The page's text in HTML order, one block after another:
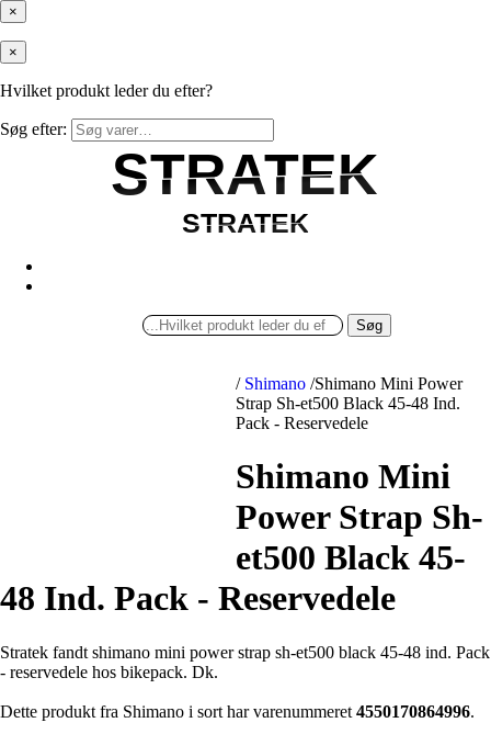
×
×
Hvilket produkt leder du efter?
Søg efter:
STRATEK
STRATEK
STRATEK
STRATEK
Søg
/ Shimano /Shimano Mini Power
Strap Sh-et500 Black 45-48 Ind.
Pack - Reservedele
Shimano Mini
Power Strap Sh-
et500 Black 45-
48 Ind. Pack - Reservedele
Stratek fandt shimano mini power strap sh-et500 black 45-48 ind. Pack
- reservedele hos bikepack. Dk.
Dette produkt fra Shimano i sort har varenummeret 4550170864996.